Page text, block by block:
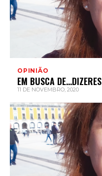
OPINIÃO
EM BUSCA DE…DIZERES
11 DE NOVEMBRO, 2020